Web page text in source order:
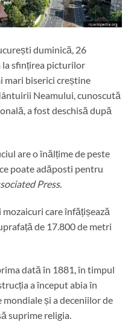
duminică, 26
la sfințirea picturilor
mari biserici creștine
Neamului, cunoscută
a fost deschisă după
are o înălțime de peste
poate adăposti pentru
Press.
care înfățișează
de 17.800 de metri
dată în 1881, în timpul
a început abia în
mondiale și a deceniilor de
suprime religia.